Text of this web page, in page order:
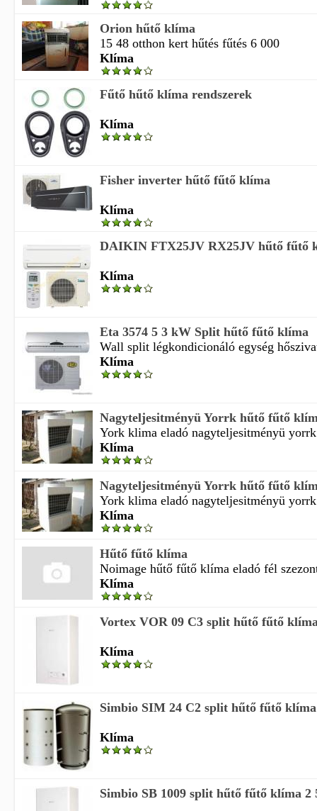
Orion hűtő klíma
15 48 otthon kert hűtés fűtés 6 000
Klíma
Fűtő hűtő klíma rendszerek
Klíma
Fisher inverter hűtő fűtő klíma
Klíma
DAIKIN FTX25JV RX25JV hűtő fűtő
Klíma
Eta 3574 5 3 kW Split hűtő fűtő klíma
Wall split légkondicionáló egység
Klíma
Nagyteljesitményü Yorrk hűtő fűtő
York klima eladó nagyteljesitményü
Klíma
Nagyteljesitményü Yorrk hűtő fűtő
York klima eladó nagyteljesitményü
Klíma
Hűtő fűtő klíma
Noimage hűtő fűtő klíma eladó fél
Klíma
Vortex VOR 09 C3 split hűtő fűtő
Klíma
Simbio SIM 24 C2 split hűtő fűtő
Klíma
Simbio SB 1009 split hűtő fűtő klíma 2